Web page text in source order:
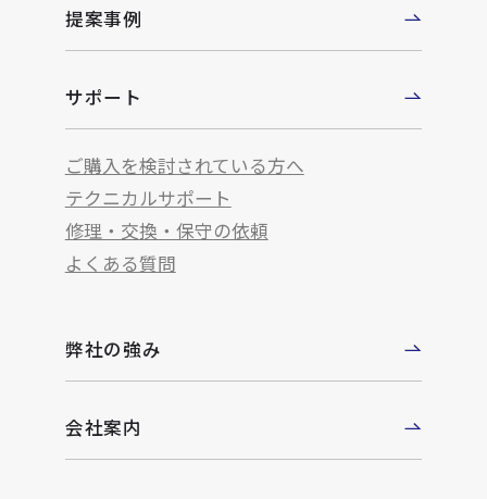
提案事例
サポート
ご購入を検討されている方へ
テクニカルサポート
修理・交換・保守の依頼
よくある質問
弊社の強み
会社案内